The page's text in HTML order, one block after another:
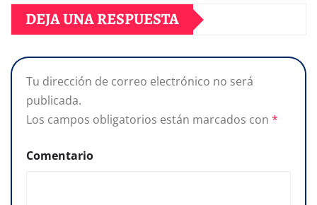
DEJA UNA RESPUESTA
Tu dirección de correo electrónico no será
publicada.
Los campos obligatorios están marcados con *
Comentario